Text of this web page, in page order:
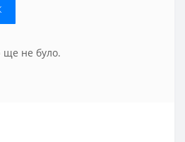
ще не було.